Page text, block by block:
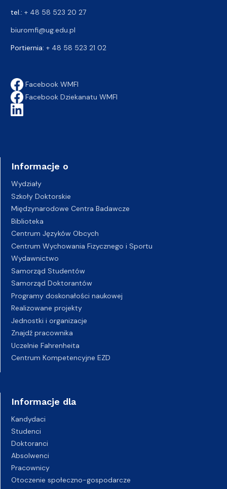
tel.: + 48 58 523 20 27
biuromfi@ug.edu.pl
Portiernia: + 48 58 523 21 02
Facebook WMFI
Facebook Dziekanatu WMFI
Informacje o
Wydziały
Szkoły Doktorskie
Międzynarodowe Centra Badawcze
Biblioteka
Centrum Języków Obcych
Centrum Wychowania Fizycznego i Sportu
Wydawnictwo
Samorząd Studentów
Samorząd Doktorantów
Programy doskonałości naukowej
Realizowane projekty
Jednostki i organizacje
Znajdź pracownika
Uczelnie Fahrenheita
Centrum Kompetencyjne EZD
Informacje dla
Kandydaci
Studenci
Doktoranci
Absolwenci
Pracownicy
Otoczenie społeczno-gospodarcze